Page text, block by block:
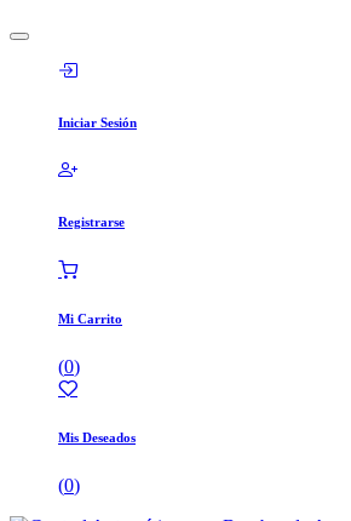
Iniciar Sesión
Registrarse
Mi Carrito
(0)
Mis Deseados
(0)